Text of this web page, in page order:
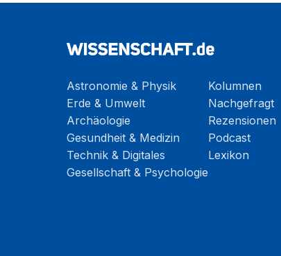
Astronomie & Physik
Erde & Umwelt
Archäologie
Gesundheit & Medizin
Technik & Digitales
Gesellschaft & Psychologie
Kolumnen
Nachgefragt
Rezensionen
Podcast
Lexikon